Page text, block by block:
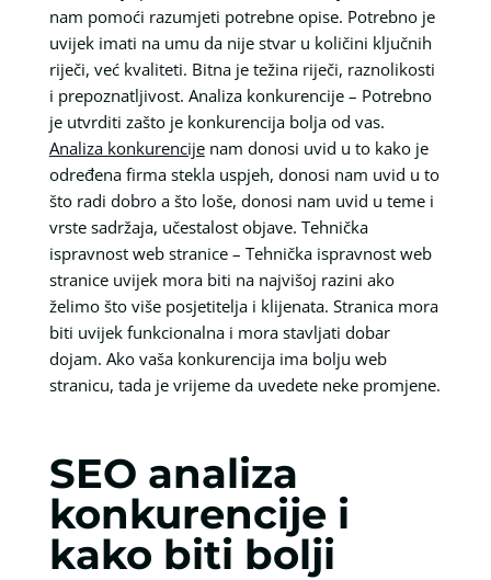
nam pomoći razumjeti potrebne opise. Potrebno je
uvijek imati na umu da nije stvar u količini ključnih
riječi, već kvaliteti. Bitna je težina riječi, raznolikosti
i prepoznatljivost. Analiza konkurencije – Potrebno
je utvrditi zašto je konkurencija bolja od vas.
Analiza konkurencijenam donosi uvid u to kako je
određena firma stekla uspjeh, donosi nam uvid u to
što radi dobro a što loše, donosi nam uvid u teme i
vrste sadržaja, učestalost objave. Tehnička
ispravnost web stranice – Tehnička ispravnost web
stranice uvijek mora biti na najvišoj razini ako
želimo što više posjetitelja i klijenata. Stranica mora
biti uvijek funkcionalna i mora stavljati dobar
dojam. Ako vaša konkurencija ima bolju web
stranicu, tada je vrijeme da uvedete neke promjene.
SEO analiza
konkurencije i
kako biti bolji